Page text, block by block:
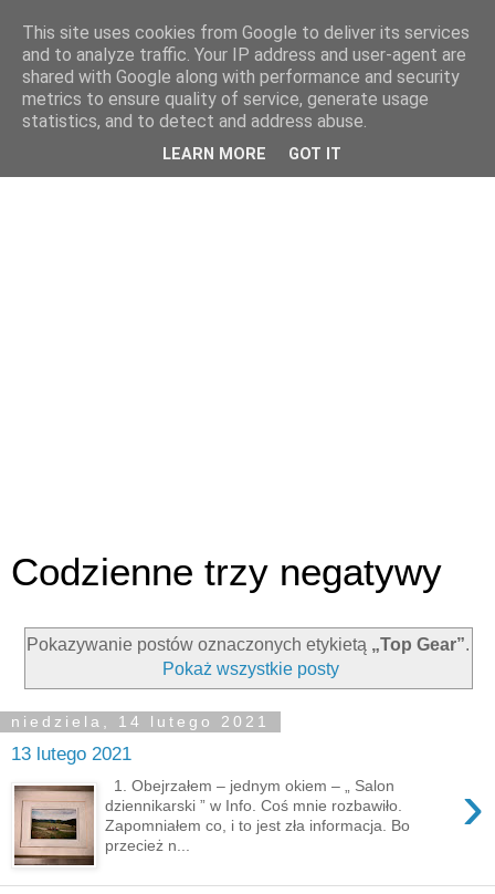
Codzienne trzy negatywy
Pokazywanie postów oznaczonych etykietą „Top Gear”.
Pokaż wszystkie posty
niedziela, 14 lutego 2021
13 lutego 2021
›
1. Obejrzałem – jednym okiem – „ Salon
dziennikarski ” w Info. Coś mnie rozbawiło.
Zapomniałem co, i to jest zła informacja. Bo
przecież n...
This site uses cookies from Google to deliver its services
and to analyze traffic. Your IP address and user-agent are
shared with Google along with performance and security
metrics to ensure quality of service, generate usage
statistics, and to detect and address abuse.
LEARN MORE GOT IT